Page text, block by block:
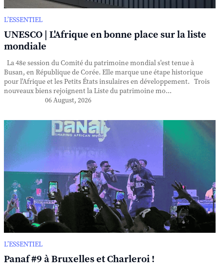
L’ESSENTIEL
UNESCO | L'Afrique en bonne place sur la liste
mondiale
La 48e session du Comité du patrimoine mondial s'est tenue à
Busan, en République de Corée. Elle marque une étape historique
pour l'Afrique et les Petits États insulaires en développement. Trois
nouveaux biens rejoignent la Liste du patrimoine mo...
06 August, 2026
L’ESSENTIEL
Panaf #9 à Bruxelles et Charleroi !